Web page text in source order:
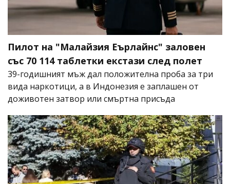
Пилот на "Малайзия Еърлайнс" заловен
със 70 114 таблетки екстази след полет
39-годишният мъж дал положителна проба за три
вида наркотици, а в Индонезия е заплашен от
доживотен затвор или смъртна присъда